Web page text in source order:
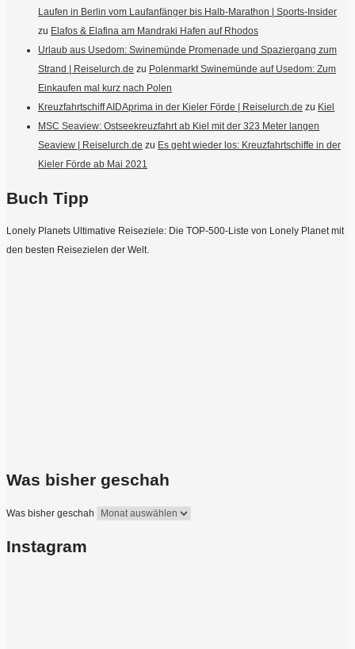
Laufen in Berlin vom Laufanfänger bis Halb-Marathon | Sports-Insider
zu Elafos & Elafina am Mandraki Hafen auf Rhodos
Urlaub aus Usedom: Swinemünde Promenade und Spaziergang zum
Strand | Reiselurch.de zu Polenmarkt Swinemünde auf Usedom: Zum
Einkaufen mal kurz nach Polen
Kreuzfahrtschiff AIDAprima in der Kieler Förde | Reiselurch.de zu Kiel
MSC Seaview: Ostseekreuzfahrt ab Kiel mit der 323 Meter langen
Seaview | Reiselurch.de zu Es geht wieder los: Kreuzfahrtschiffe in der
Kieler Förde ab Mai 2021
Buch Tipp
Lonely Planets Ultimative Reiseziele: Die TOP-500-Liste von Lonely Planet mit
den besten Reisezielen der Welt.
Was bisher geschah
Was bisher geschah
Instagram